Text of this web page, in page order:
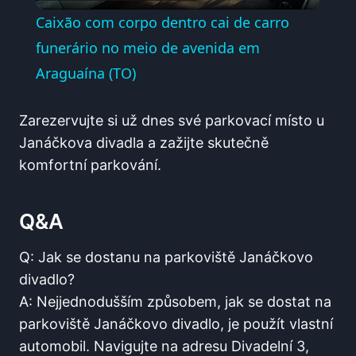
Caixão com corpo dentro cai de carro
funerário no meio de avenida em
Araguaína (TO)
Zarezervujte ⁤si už dnes své⁤ parkovací místo u
Janáčkova divadla⁤ a zažijte skutečně
komfortní​ parkování.‍
Q&A
Q: Jak se dostanu⁢ na parkoviště Janáčkovo⁢
divadlo?
A: ⁣Nejjednodušším způsobem, jak ‌se ‌dostat na
parkoviště Janáčkovo divadlo, je použít ‌vlastní
automobil. Navigujte na adresu Divadelní‌ 3,